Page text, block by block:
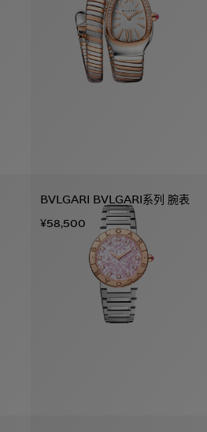
BVLGARI BVLGARI系列 腕表
¥58,500